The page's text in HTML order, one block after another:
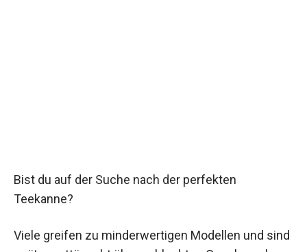
Bist du auf der Suche nach der perfekten
Teekanne?
Viele greifen zu minderwertigen Modellen und sind